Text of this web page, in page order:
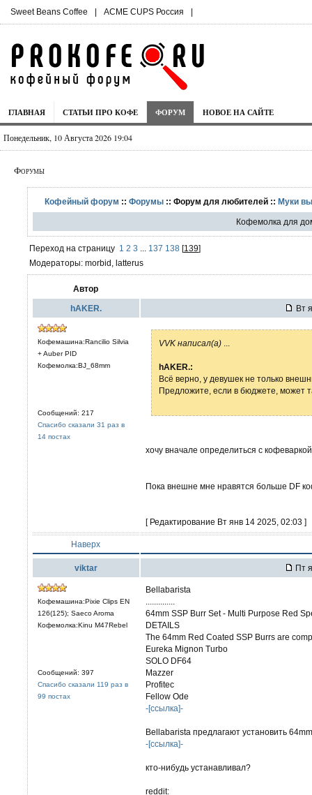
Sweet Beans Coffee | ACME CUPS Россия |
ГЛАВНАЯ СТАТЬИ ПРО КОФЕ ФОРУМ НОВОЕ НА САЙТЕ
Понедельник, 10 Августа 2026 19:04
Форумы
Кофейный форум ::Форумы :: Форум для любителей ::Муки
Кофемолка для
Переход на страницу 1 2 3 137 138 [139]
Модераторы: morbid, latterus
Автор
hAKER. Вт
Кофемашина:Rancilio Silvia
+ Auber PID
Кофемолка:BJ_68mm
Сообщений: 217
Спасибо сказали 31 раз в
14 постах
VVK написал(а)
hAKER.:
Всё верно, у девушек не только
Предложите, если в бюджете, может
хочу вначале определиться с
Пока внешне мне нравятся больше DF
[ Редактирование Вт янв 14 2025, 02:03 ]
Наверх
viktar Пт
Кофемашина:Pixie Clips EN
126(125); Saeco Aroma
Кофемолка:Kinu M47Rebel
Сообщений: 397
Спасибо сказали 119 раз в
99 постах
Bellabarista
64mm SSP Burr Set - Multi Purpose Red
DETAILS
The 64mm Red Coated SSP Burrs are
Eureka Mignon Turbo
SOLO DF64
Mazzer
Profitec
Fellow Ode
-[ссылка]-
Bellabarista предлагают установить
-[ссылка]-
кто-нибудь устанавливал?
reddit: